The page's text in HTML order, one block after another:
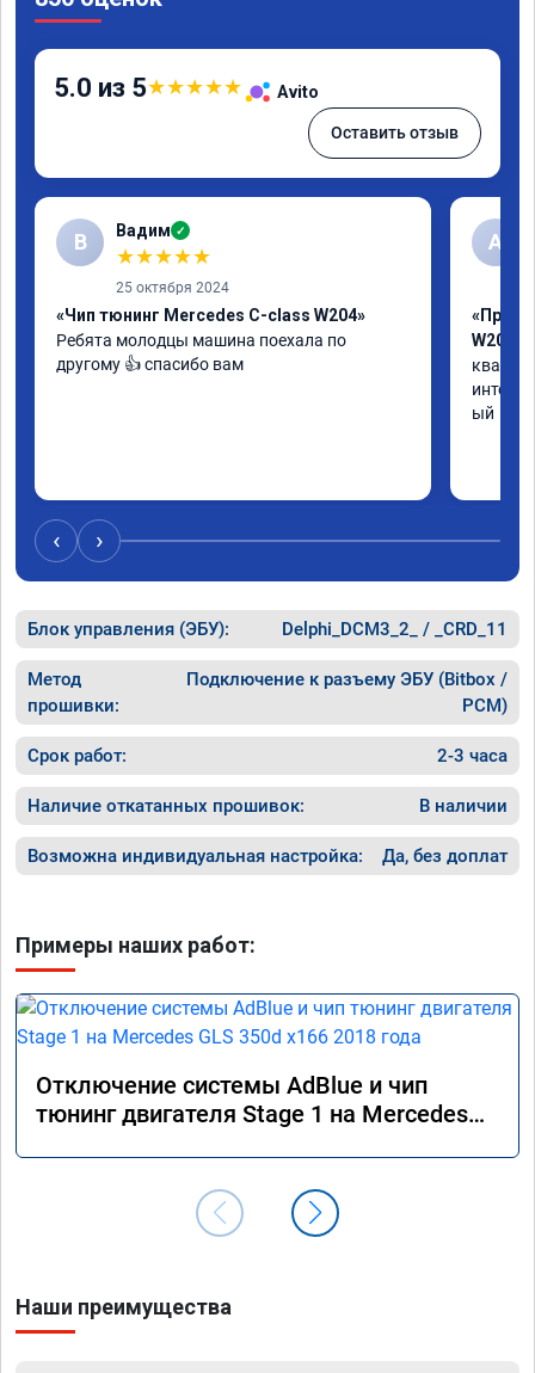
5.0 из 5★★★★★ Avito
Оставить отзыв
В Вадим ✓
★★★★★
25 октября 2024
«Чип тюнинг Mercedes C-class W204»
Ребята молодцы машина поехала по
другому 👍 спасибо вам
А
W205»
ый
‹ ›
Блок управления (ЭБУ): Delphi_DCM3_2_ / _CRD_11
Метод
прошивки:
Подключение к разъему ЭБУ (Bitbox /
PCM)
Срок работ: 2-3 часа
Наличие откатанных прошивок: В наличии
Возможна индивидуальная настройка: Да, без доплат
Примеры наших работ:
Отключение системы AdBlue и чип
тюнинг двигателя Stage 1 на Mercedes
Наши преимущества